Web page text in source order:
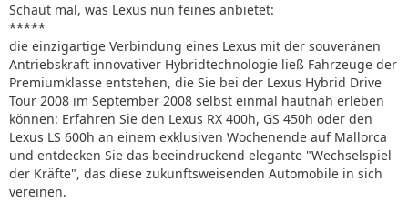
Schaut mal, was Lexus nun feines anbietet:
*****
die einzigartige Verbindung eines Lexus mit der souveränen
Antriebskraft innovativer Hybridtechnologie ließ Fahrzeuge der
Premiumklasse entstehen, die Sie bei der Lexus Hybrid Drive
Tour 2008 im September 2008 selbst einmal hautnah erleben
können: Erfahren Sie den Lexus RX 400h, GS 450h oder den
Lexus LS 600h an einem exklusiven Wochenende auf Mallorca
und entdecken Sie das beeindruckend elegante "Wechselspiel
der Kräfte", das diese zukunftsweisenden Automobile in sich
vereinen.